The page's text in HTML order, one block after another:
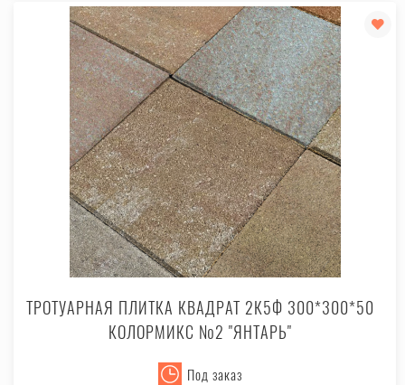
ТРОТУАРНАЯ ПЛИТКА КВАДРАТ 2К5Ф 300*300*50
КОЛОРМИКС №2 "ЯНТАРЬ"
Под заказ